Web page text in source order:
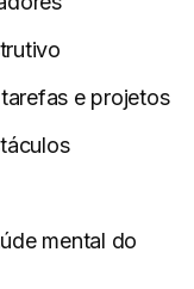
e projetos
mental do